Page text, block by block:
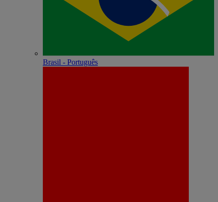
Brasil - Português